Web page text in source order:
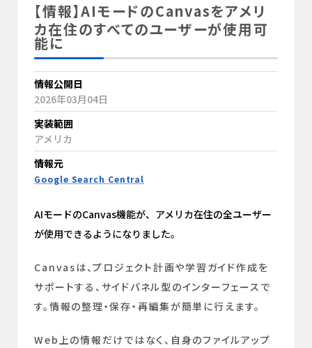
【情報】AIモードのCanvasをアメリ
カ在住のすべてのユーザーが使用可
能に
情報公開日
2026年03月04日
実装範囲
アメリカ
情報元
Google Search Central
AIモードのCanvas機能が、アメリカ在住の全ユーザー
が使用できるようになりました。
Canvasは、プロジェクト計画や学習ガイド作成を
サポートする、サイドパネル型のインターフェースで
す。情報の整理・保存・再編集が簡単に行えます。
Web上の情報だけではなく、自身のファイルアップ